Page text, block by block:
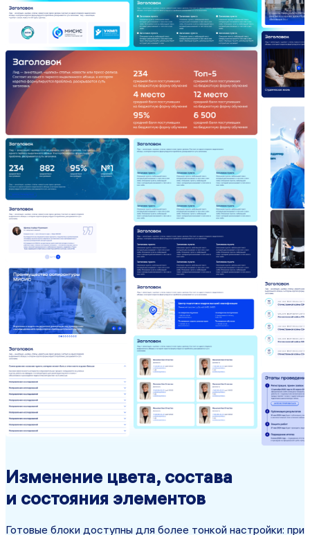
Изменение цвета, состава
и состояния элементов
Готовые блоки доступны для более тонкой настройки: при